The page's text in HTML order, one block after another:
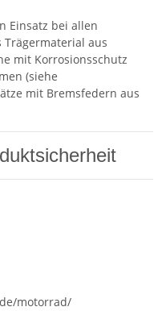
Einsatz bei allen
aus
mit Korrosionsschutz
(siehe
mit Bremsfedern aus
motorrad/